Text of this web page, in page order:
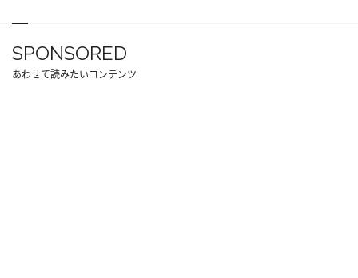
SPONSORED
あわせて読みたいコンテンツ